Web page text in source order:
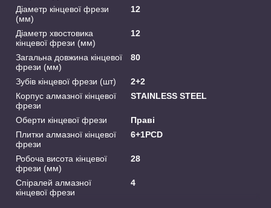
Діаметр кінцевої фрези
(мм)
12
Діаметр хвостовика
кінцевої фрези (мм)
12
Загальна довжина кінцевої
фрези (мм)
80
Зубів кінцевої фрези (шт)
2+2
Корпус алмазної кінцевої
фрези
STAINLESS STEEL
Оберти кінцевої фрези
Праві
Плитки алмазної кінцевої
фрези
6+1PCD
Робоча висота кінцевої
фрези (мм)
28
Спіралей алмазної
кінцевої фрези
4